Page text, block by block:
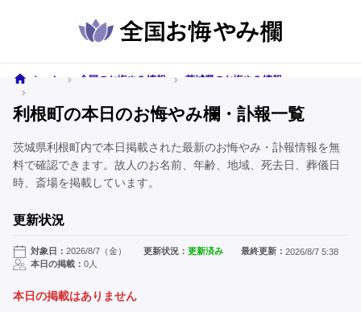
ホーム 全国のお悔やみ情報
茨城県のお悔やみ情報
利根町の本日のお悔やみ欄・訃報一覧
茨城県利根町内で本日掲載された最新のお悔やみ・訃報情報を無
料で確認できます。故人のお名前、年齢、地域、死去日、葬儀日
時、斎場を掲載しています。
更新状況
対象日： 2026/8/7（金） 更新状況：更新済み 最終更新： 2026/8/7 5:38
本日の掲載： 0人
本日の掲載はありません